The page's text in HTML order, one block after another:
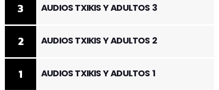
1 AUDIOS TXIKIS Y ADULTOS 1
2 AUDIOS TXIKIS Y ADULTOS 2
3 AUDIOS TXIKIS Y ADULTOS 3